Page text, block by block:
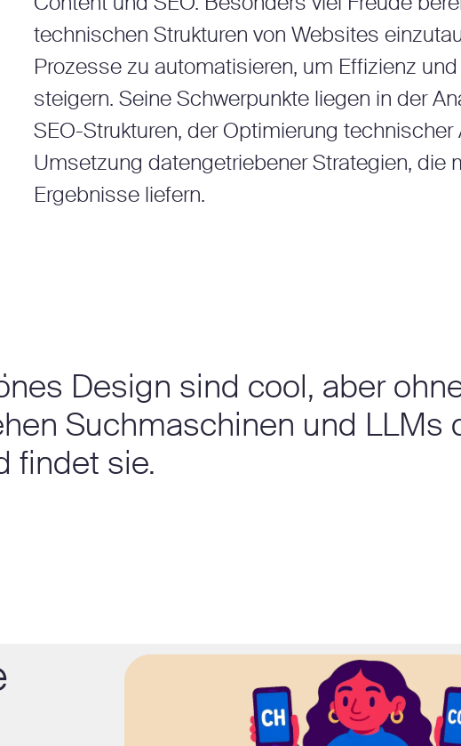
technischen Strukturen von Websites
Prozesse zu automatisieren, um Effizienz
steigern. Seine Schwerpunkte liegen in der
SEO-Strukturen, der Optimierung technischer
Umsetzung datengetriebener Strategien, die
Ergebnisse liefern.
Design sind cool, aber
Suchmaschinen und LLMs
findet sie.